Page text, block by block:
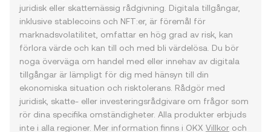
juridisk eller skattemässig rådgivning. Digitala tillgångar,
inklusive stablecoins och NFT:er, är föremål för
marknadsvolatilitet, omfattar en hög grad av risk, kan
förlora värde och kan till och med bli värdelösa. Du bör
noga överväga om handel med eller innehav av digitala
tillgångar är lämpligt för dig med hänsyn till din
ekonomiska situation och risktolerans. Rådgör med
juridisk, skatte- eller investeringsrådgivare om frågor som
rör dina specifika omständigheter. Alla produkter erbjuds
inte i alla regioner. Mer information finns i OKX Villkor och